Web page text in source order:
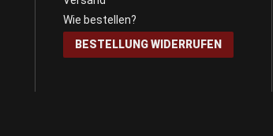
Wie bestellen?
BESTELLUNG WIDERRUFEN